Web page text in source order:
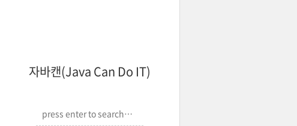
자바캔(Java Can Do IT)